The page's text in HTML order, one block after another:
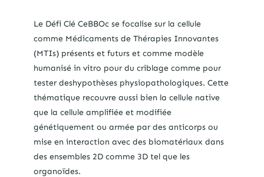
Le Défi Clé CeBBOcse focalise sur la cellule
comme Médicaments de Thérapies Innovantes
(MTIs) présents et futurs et comme modèle
humanisé in vitro pour du criblage comme pour
tester deshypothèses physiopathologiques. Cette
thématique recouvre aussi bien la cellule native
que la cellule amplifiée et modifiée
génétiquement ou armée par des anticorps ou
mise en interaction avec des biomatériaux dans
des ensembles 2D comme 3D tel que les
organoïdes.